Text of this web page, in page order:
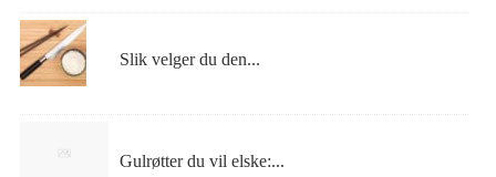
Slik velger du den...
Gulrøtter du vil elske:...